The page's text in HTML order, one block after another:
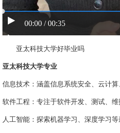
00:00 / 00:35
亚太科技大学好毕业吗
亚太科技大学专业
信息技术：涵盖信息系统安全、云计算
软件工程：专注于软件开发、测试、维
人工智能：探索机器学习、深度学习等